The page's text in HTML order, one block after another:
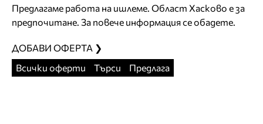
Предлагаме работа на ишлеме. Област Хасково е за
предпочитане. За повече информация се обадете.
ДОБАВИ ОФЕРТА ❯
Всички оферти
Търси Предлага